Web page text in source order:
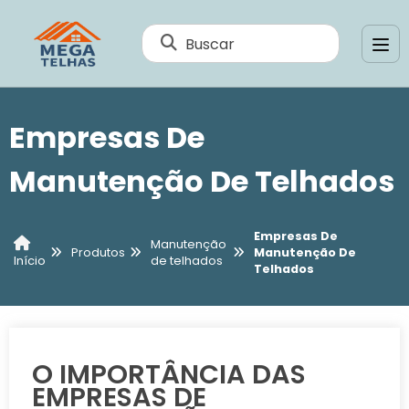
Buscar
Empresas De
Manutenção De Telhados
Início
Produtos
Manutenção
de telhados
Empresas De
Manutenção De
Telhados
O IMPORTÂNCIA DAS
EMPRESAS DE